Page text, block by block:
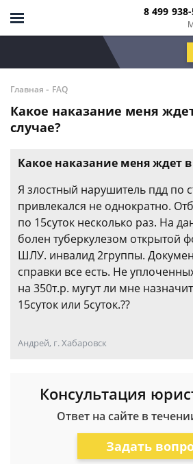
8 499
Главная - FAQ
Какое наказание меня
случае?
Какое наказание меня ждет
Я злостный нарушитель пдд по
привлекался не однократно.
по 15суток несколько раз. На
болен туберкулезом открытой
ШЛУ. инвалид 2группы.
справки все есть. Не
на 350т.р. мугут ли мне
15суток или 5суток.??
Андрей, г. Хабаровск
Консультация
Ответ на сайте в
Задать